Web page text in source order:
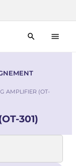
AMPLIFIER (OT-
301)